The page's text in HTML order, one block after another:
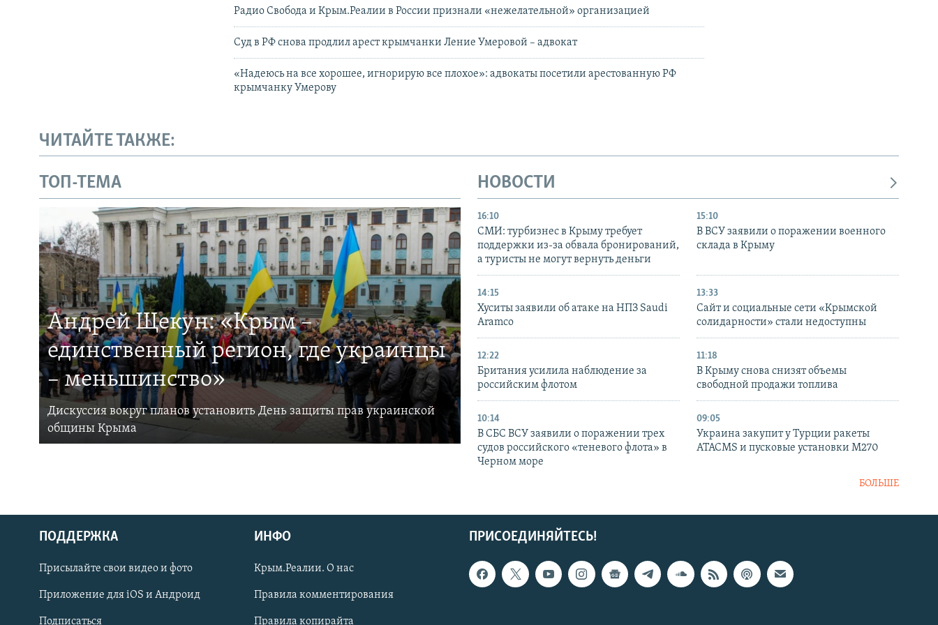
Українською
Qırımtatar
Радио Свобода и Крым.Реалии в России признали «нежелательной» организацией
Суд в РФ снова продлил арест крымчанки Ление Умеровой – адвокат
«Надеюсь на все хорошее, игнорирую все плохое»: адвокаты посетили арестованную РФ
крымчанку Умерову
ЧИТАЙТЕ ТАКЖЕ:
ТОП-ТЕМА
Андрей Щекун: «Крым –
единственный регион, где украинцы
– меньшинство»
Дискуссия вокруг планов установить День защиты прав украинской
общины Крыма
НОВОСТИ
16:10
СМИ: турбизнес в Крыму требует
поддержки из-за обвала бронирований,
а туристы не могут вернуть деньги
15:10
В ВСУ заявили о поражении военного
склада в Крыму
14:15
Хуситы заявили об атаке на НПЗ Saudi
Aramco
13:33
Сайт и социальные сети «Крымской
солидарности» стали недоступны
12:22
Британия усилила наблюдение за
российским флотом
11:18
В Крыму снова снизят объемы
свободной продажи топлива
10:14
В СБС ВСУ заявили о поражении трех
судов российского «теневого флота» в
Черном море
09:05
Украина закупит у Турции ракеты
ATACMS и пусковые установки M270
БОЛЬШЕ
ПРИСОЕДИНЯЙТЕСЬ!
ПОДДЕРЖКА
Присылайте свои видео и фото
Приложение для iOS и Андроид
Подписаться
ИНФО
Крым.Реалии. О нас
Правила комментирования
Правила копирайта